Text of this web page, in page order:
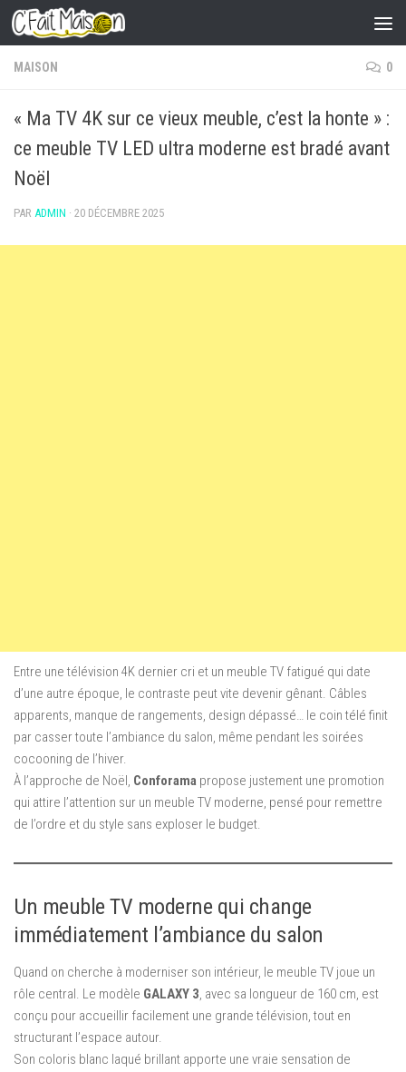
Skip to content
MAISON 0
« Ma TV 4K sur ce vieux meuble, c’est la honte » :
ce meuble TV LED ultra moderne est bradé avant
Noël
PAR ADMIN · 20 DÉCEMBRE 2025
Entre une télévision 4K dernier cri et un meuble TV fatigué qui date
d’une autre époque, le contraste peut vite devenir gênant. Câbles
apparents, manque de rangements, design dépassé… le coin télé finit
par casser toute l’ambiance du salon, même pendant les soirées
cocooning de l’hiver.
À l’approche de Noël, Conforama propose justement une promotion
qui attire l’attention sur un meuble TV moderne, pensé pour remettre
de l’ordre et du style sans exploser le budget.
Un meuble TV moderne qui change
immédiatement l’ambiance du salon
Quand on cherche à moderniser son intérieur, le meuble TV joue un
rôle central. Le modèle GALAXY 3, avec sa longueur de 160 cm, est
conçu pour accueillir facilement une grande télévision, tout en
structurant l’espace autour.
Son coloris blanc laqué brillant apporte une vraie sensation de